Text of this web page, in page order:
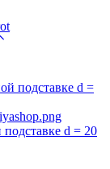
d = 20